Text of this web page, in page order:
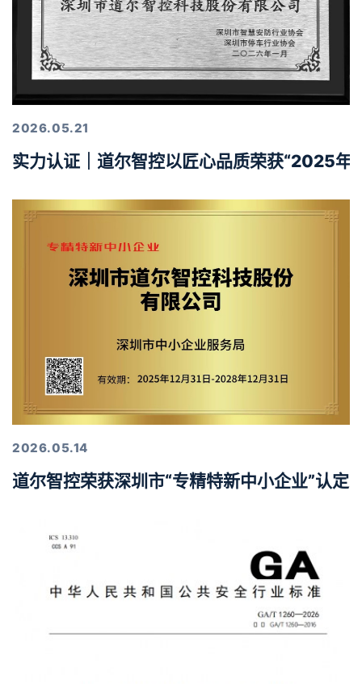
2026.05.21
实力认证｜道尔智控以匠心品质荣获“2025年
2026.05.14
道尔智控荣获深圳市“专精特新中小企业”认定